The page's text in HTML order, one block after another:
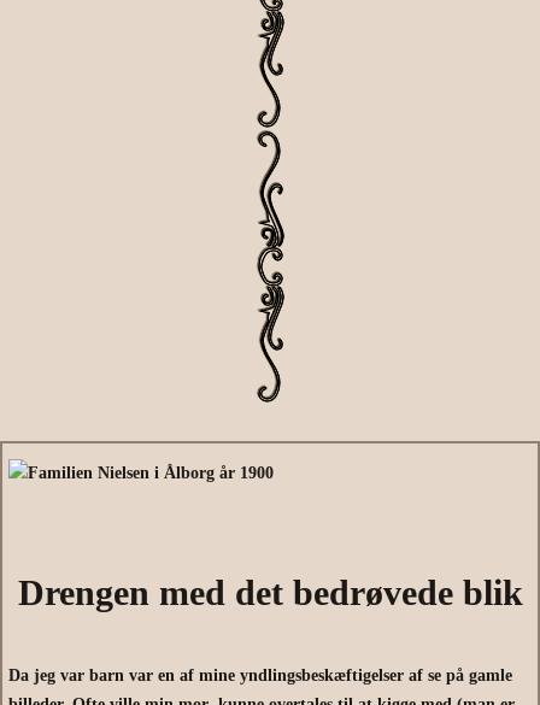
Drengen med det bedrøvede blik
Da jeg var barn var en af mine yndlingsbeskæftigelser af se på gamle